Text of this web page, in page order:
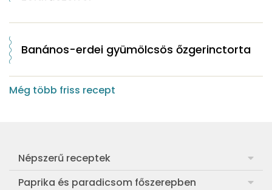
Banános-erdei gyümölcsös őzgerinctorta
Még több friss recept
Népszerű receptek
Frankfurti leves
Paprika és paradicsom főszerepben